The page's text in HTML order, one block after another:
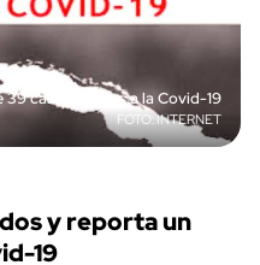
39 casos activos a la Covid-19
INTERNET
y reporta un
19